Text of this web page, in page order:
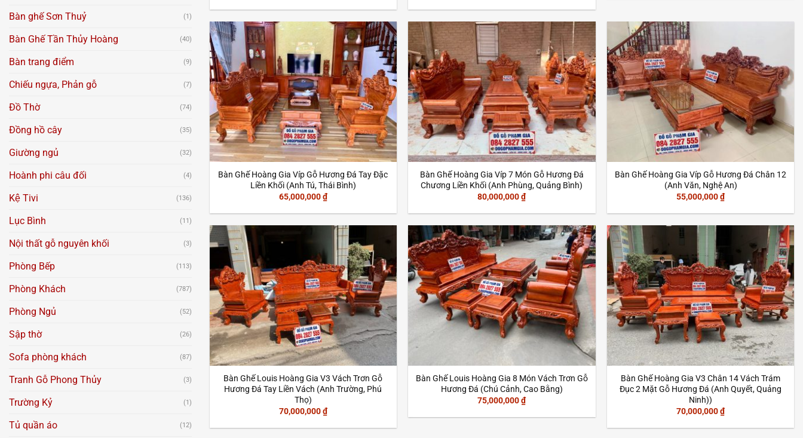
Bàn ghế Sơn Thuỷ (1)
Bàn Ghế Tần Thủy Hoàng (40)
Bàn trang điểm (9)
Chiếu ngựa, Phản gỗ (7)
Đồ Thờ (74)
Đồng hồ cây (35)
Giường ngủ (32)
Hoành phi câu đối (4)
Kệ Tivi (136)
Lục Bình (11)
Nội thất gỗ nguyên khối (3)
Phòng Bếp (113)
Phòng Khách (787)
Phòng Ngủ (52)
Sập thờ (26)
Sofa phòng khách (87)
Tranh Gỗ Phong Thủy (3)
Trường Kỷ (1)
Tủ quần áo (12)
Bàn Ghế Hoàng Gia Víp Gỗ Hương Đá Tay Đặc
Liền Khối (Anh Tú, Thái Bình)
65,000,000₫
Bàn Ghế Hoàng Gia Víp 7 Món Gỗ Hương Đá
Chương Liền Khối (Anh Phùng, Quảng Bình)
80,000,000₫
Bàn Ghế Hoàng Gia Víp Gỗ Hương Đá Chân 12
(Anh Văn, Nghệ An)
55,000,000₫
Bàn Ghế Louis Hoàng Gia V3 Vách Trơn Gỗ
Hương Đá Tay Liền Vách (Anh Trường, Phú
Thọ)
70,000,000₫
Bàn Ghế Louis Hoàng Gia 8 Món Vách Trơn Gỗ
Hương Đá (Chú Cảnh, Cao Bằng)
75,000,000₫
Bàn Ghế Hoàng Gia V3 Chân 14 Vách Trám
Đục 2 Mặt Gỗ Hương Đá (Anh Quyết, Quảng
Ninh))
70,000,000₫